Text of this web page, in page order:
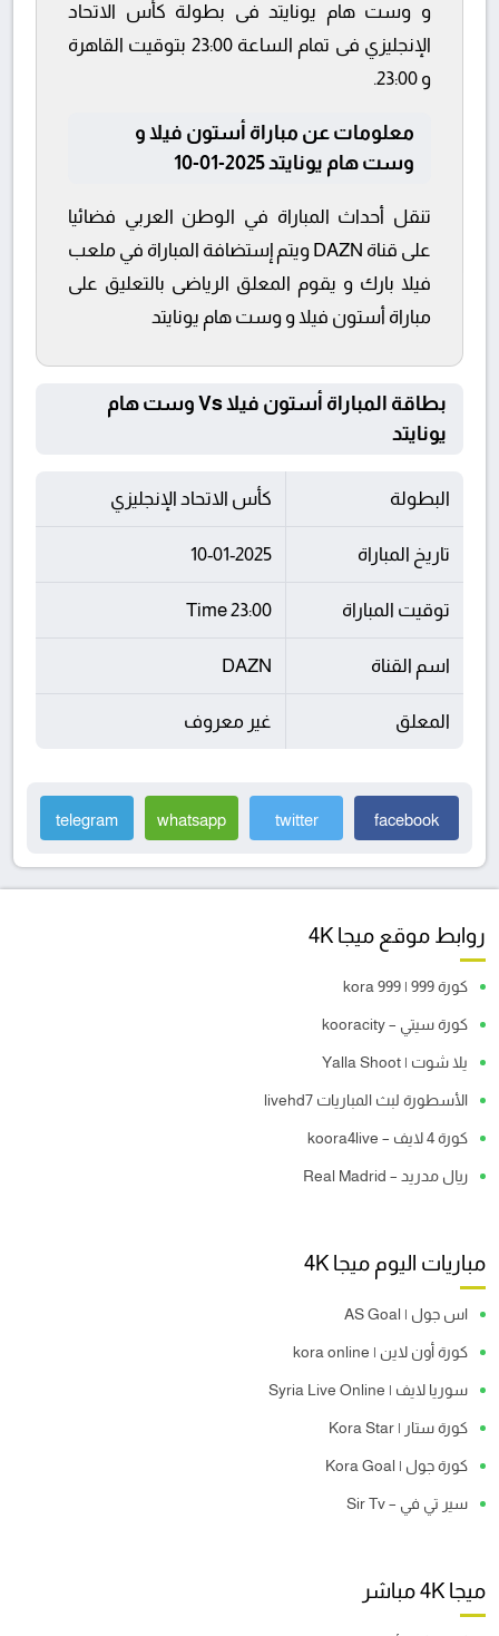
و وست هام يونايتد فى بطولة كأس الاتحاد
الإنجليزي فى تمام الساعة 23:00 بتوقيت القاهرة
و 23:00.
معلومات عن مباراة أستون فيلا و
وست هام يونايتد 2025-01-10
تنقل أحداث المباراة في الوطن العربي فضائيا
على قناة DAZN ويتم إستضافة المباراة في ملعب
فيلا بارك و يقوم المعلق الرياضى بالتعليق على
مباراة أستون فيلا و وست هام يونايتد
بطاقة المباراة أستون فيلا Vs وست هام
يونايتد
البطولة كأس الاتحاد الإنجليزي
تاريخ المباراة 10-01-2025
توقيت المباراة 23:00 Time
اسم القناة DAZN
المعلق غير معروف
facebook
twitter
whatsapp
telegram
روابط موقع ميجا 4K
كورة 999 | kora 999
كورة سيتي – kooracity
يلا شوت | Yalla Shoot
الأسطورة لبث المباريات livehd7
كورة 4 لايف – koora4live
ريال مدريد – Real Madrid
مباريات اليوم ميجا 4K
اس جول | AS Goal
كورة أون لاين | kora online
سوريا لايف | Syria Live Online
كورة ستار | Kora Star
كورة جول | Kora Goal
سير تي في – Sir Tv
ميجا 4K مباشر